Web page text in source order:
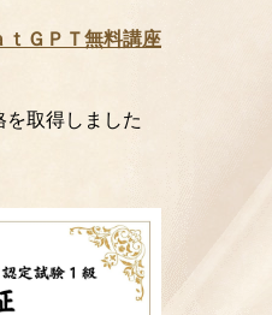
ｔＧＰＴ無料講座
取得しました